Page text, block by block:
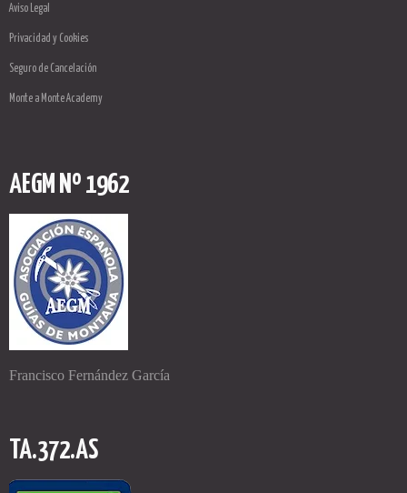
Aviso Legal
Privacidad y Cookies
Seguro de Cancelación
Monte a Monte Academy
AEGM Nº 1962
Francisco Fernández García
TA.372.AS